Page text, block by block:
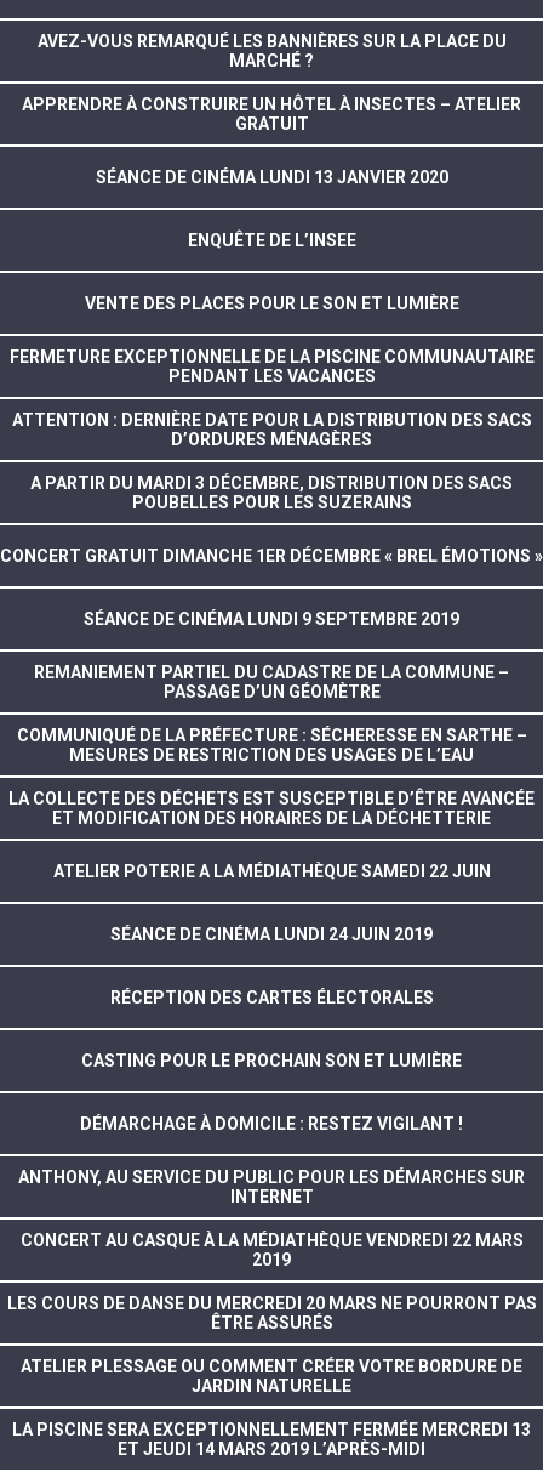
AVEZ-VOUS REMARQUÉ LES BANNIÈRES SUR LA PLACE DU
MARCHÉ ?
APPRENDRE À CONSTRUIRE UN HÔTEL À INSECTES – ATELIER
GRATUIT
SÉANCE DE CINÉMA LUNDI 13 JANVIER 2020
ENQUÊTE DE L’INSEE
VENTE DES PLACES POUR LE SON ET LUMIÈRE
FERMETURE EXCEPTIONNELLE DE LA PISCINE COMMUNAUTAIRE
PENDANT LES VACANCES
ATTENTION : DERNIÈRE DATE POUR LA DISTRIBUTION DES SACS
D’ORDURES MÉNAGÈRES
A PARTIR DU MARDI 3 DÉCEMBRE, DISTRIBUTION DES SACS
POUBELLES POUR LES SUZERAINS
CONCERT GRATUIT DIMANCHE 1ER DÉCEMBRE « BREL ÉMOTIONS »
SÉANCE DE CINÉMA LUNDI 9 SEPTEMBRE 2019
REMANIEMENT PARTIEL DU CADASTRE DE LA COMMUNE –
PASSAGE D’UN GÉOMÈTRE
COMMUNIQUÉ DE LA PRÉFECTURE : SÉCHERESSE EN SARTHE –
MESURES DE RESTRICTION DES USAGES DE L’EAU
LA COLLECTE DES DÉCHETS EST SUSCEPTIBLE D’ÊTRE AVANCÉE
ET MODIFICATION DES HORAIRES DE LA DÉCHETTERIE
ATELIER POTERIE A LA MÉDIATHÈQUE SAMEDI 22 JUIN
SÉANCE DE CINÉMA LUNDI 24 JUIN 2019
RÉCEPTION DES CARTES ÉLECTORALES
CASTING POUR LE PROCHAIN SON ET LUMIÈRE
DÉMARCHAGE À DOMICILE : RESTEZ VIGILANT !
ANTHONY, AU SERVICE DU PUBLIC POUR LES DÉMARCHES SUR
INTERNET
CONCERT AU CASQUE À LA MÉDIATHÈQUE VENDREDI 22 MARS
2019
LES COURS DE DANSE DU MERCREDI 20 MARS NE POURRONT PAS
ÊTRE ASSURÉS
ATELIER PLESSAGE OU COMMENT CRÉER VOTRE BORDURE DE
JARDIN NATURELLE
LA PISCINE SERA EXCEPTIONNELLEMENT FERMÉE MERCREDI 13
ET JEUDI 14 MARS 2019 L’APRÈS-MIDI